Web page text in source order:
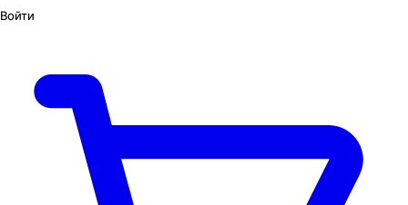
Войти